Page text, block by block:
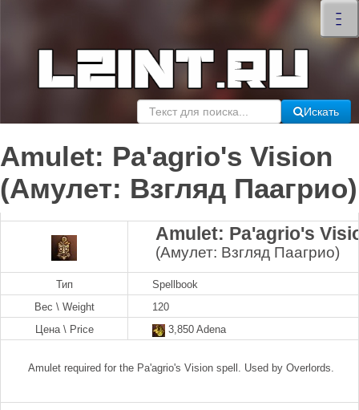
–
–
–
×
Искать
Amulet: Pa'agrio's Vision
(Амулет: Взгляд Паагрио)
Amulet: Pa'agrio's
(Амулет: Взгляд Паагрио)
Тип
Spellbook
Вес \ Weight
120
Цена \ Price
3,850 Adena
Amulet required for the Pa'agrio's Vision spell. Used by Overlords.